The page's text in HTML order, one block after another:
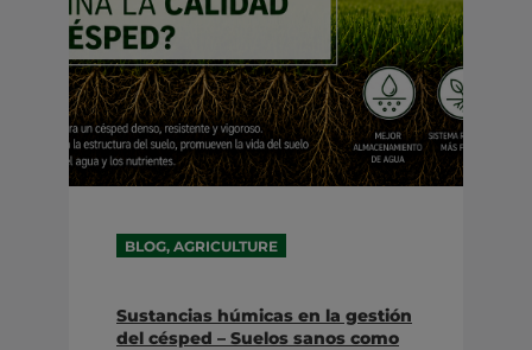
BLOG, AGRICULTURE
Sustancias húmicas en la gestión
del césped – Suelos sanos como